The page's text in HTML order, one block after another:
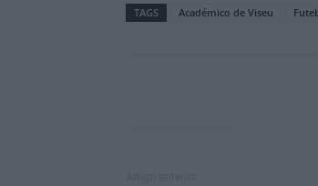
TAGS Académico de Viseu